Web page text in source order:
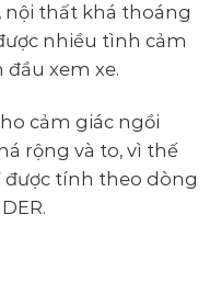
nội thất khá thoáng
nhiều tình cảm
xem xe.
cảm giác ngồi
rộng và to, vì thế
được tính theo dòng